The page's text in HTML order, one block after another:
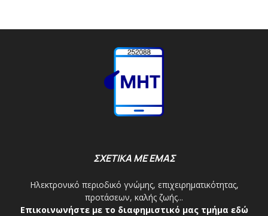
ΣΧΕΤΙΚΑ ΜΕ ΕΜΑΣ
Ηλεκτρονικό περιοδικό γνώμης, επιχειρηματικότητας,
προτάσεων, καλής ζωής...
Επικοινωνήστε με το διαφημιστικό μας τμήμα εδώ